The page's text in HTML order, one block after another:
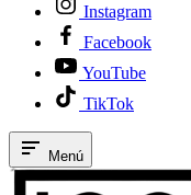
Instagram
Facebook
YouTube
TikTok
Menú